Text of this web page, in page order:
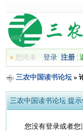
»您尚未 登录 注册|
三农中国读书论坛»
三农中国读书论坛 提示
您没有登录或者